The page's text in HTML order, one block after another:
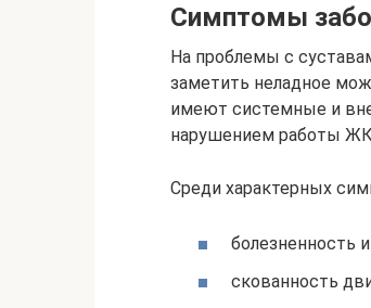
Симптомы
На проблемы с
заметить неладное
имеют системные и
нарушением работы
Среди характерных
болезненность
скованность